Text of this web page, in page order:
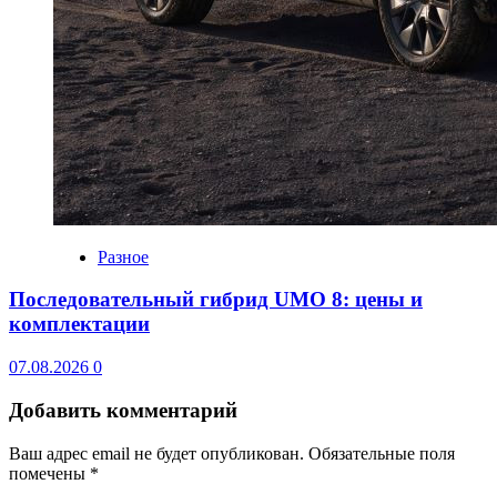
Разное
Последовательный гибрид UMO 8: цены и
комплектации
07.08.2026 0
Добавить комментарий
Ваш адрес email не будет опубликован. Обязательные поля
помечены *